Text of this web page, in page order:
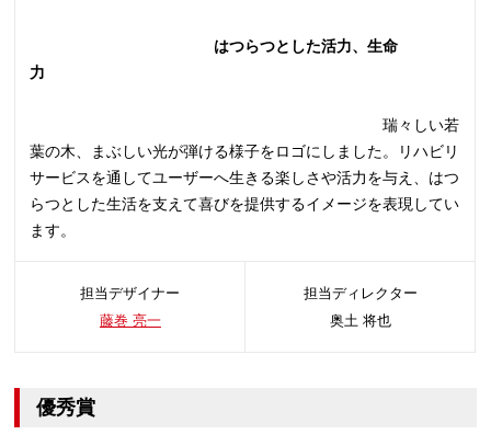
はつらつとした活力、生命
力
瑞々しい若
葉の木、まぶしい光が弾ける様子をロゴにしました。リハビリ
サービスを通してユーザーへ生きる楽しさや活力を与え、はつ
らつとした生活を支えて喜びを提供するイメージを表現してい
ます。
担当デザイナー
藤巻 亮一
担当ディレクター
奥土 将也
優秀賞